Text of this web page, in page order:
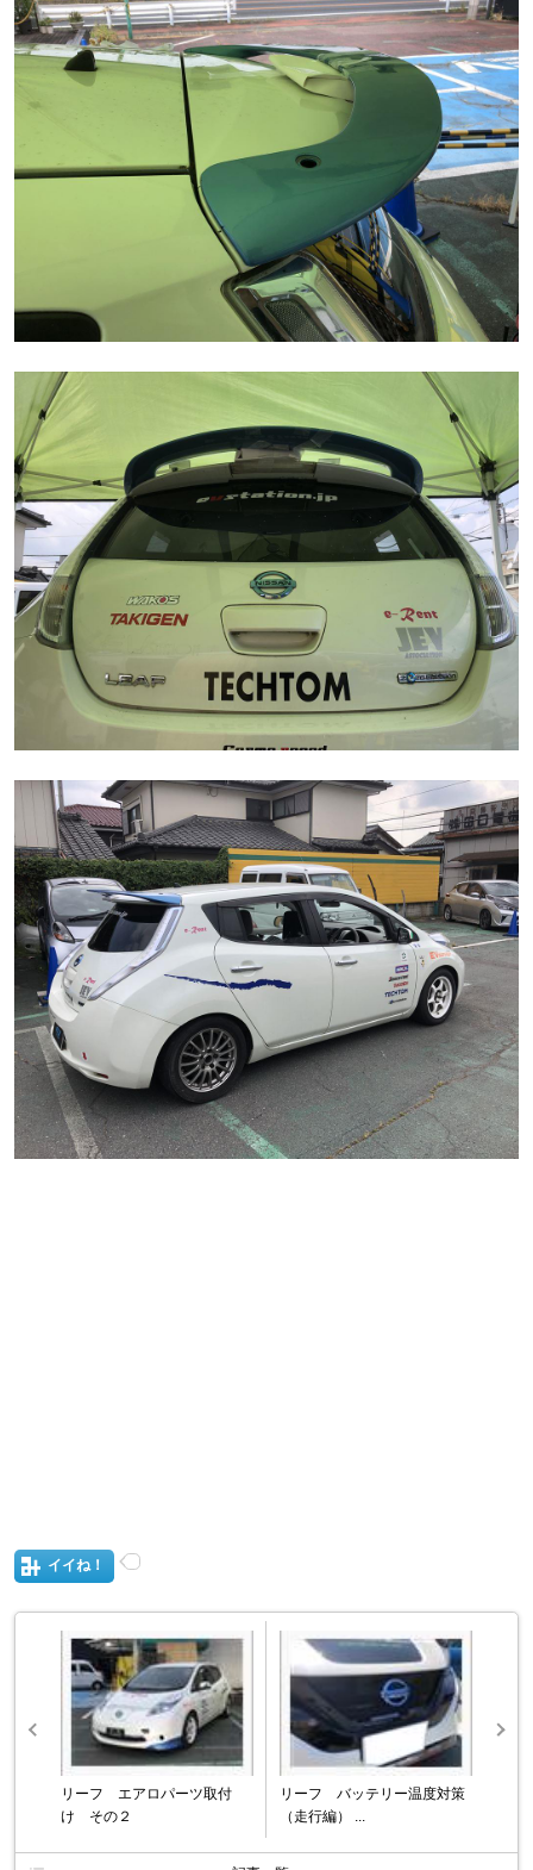
イイね！
リーフ エアロパーツ取付
け その２
リーフ バッテリー温度対策
（走行編） ...